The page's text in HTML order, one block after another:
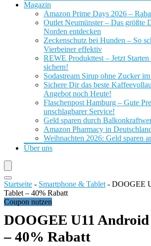
Magazin
Amazon Prime Days 2026 –
Outlet Neumünster – Das größte
Norden entdecken
Zeckenschutz bei Hunden – So
Vierbeiner effektiv
REWE Produkttest – Jetzt
sichern!
Sodastream Sirup ohne Zucker
Sichere Dir das beste
Angebot noch Heute!
Flaschenpost Hamburg – Gute
unschlagbarer Service!
Geld sparen durch
Amazon Pharmacy in
Weihnachten 2026: Geld sparen
Über uns
Startseite - Smartphone & Tablet - DOOGEE
Tablet – 40% Rabatt
Coupon nutzen
DOOGEE U11
– 40% Rabatt